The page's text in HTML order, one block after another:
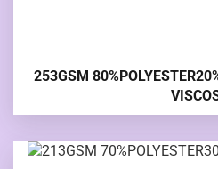
253GSM